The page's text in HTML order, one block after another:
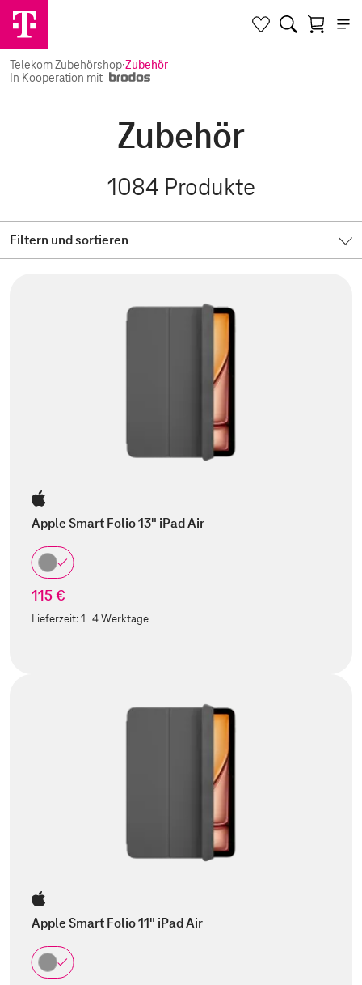
Telekom Zubehörshop·Zubehör
In Kooperation mit
Zubehör
1084 Produkte
Filtern und sortieren
Apple Smart Folio 13" iPad Air
115 €
Lieferzeit:1-4 Werktage
Apple Smart Folio 11" iPad Air